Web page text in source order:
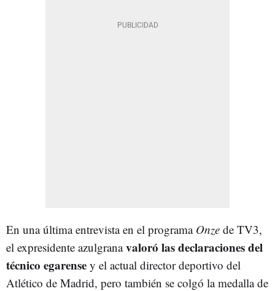
En una última entrevista en el programa Onze de TV3,
el expresidente azulgranavaloró las declaraciones del
técnico egarense y el actual director deportivo del
Atlético de Madrid, pero también se colgó la medalla de